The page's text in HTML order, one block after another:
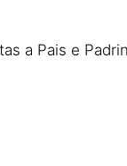
a Pais e